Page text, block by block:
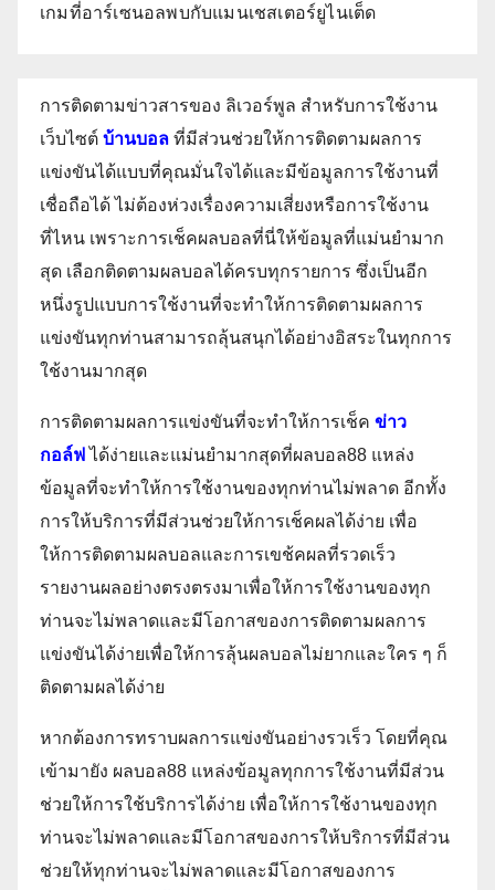
เกมที่อาร์เซนอลพบกับแมนเชสเตอร์ยูไนเต็ด
การติดตามข่าวสารของ ลิเวอร์พูล สำหรับการใช้งาน
เว็บไซต์ บ้านบอล ที่มีส่วนช่วยให้การติดตามผลการ
แข่งขันได้แบบที่คุณมั่นใจได้และมีข้อมูลการใช้งานที่
เชื่อถือได้ ไม่ต้องห่วงเรื่องความเสี่ยงหรือการใช้งาน
ที่ไหน เพราะการเช็คผลบอลที่นี่ให้ข้อมูลที่แม่นยำมาก
สุด เลือกติดตามผลบอลได้ครบทุกรายการ ซึ่งเป็นอีก
หนึ่งรูปแบบการใช้งานที่จะทำให้การติดตามผลการ
แข่งขันทุกท่านสามารถลุ้นสนุกได้อย่างอิสระในทุกการ
ใช้งานมากสุด
การติดตามผลการแข่งขันที่จะทำให้การเช็ค ข่าว
กอล์ฟ ได้ง่ายและแม่นยำมากสุดที่ผลบอล88 แหล่ง
ข้อมูลที่จะทำให้การใช้งานของทุกท่านไม่พลาด อีกทั้ง
การให้บริการที่มีส่วนช่วยให้การเช็คผลได้ง่าย เพื่อ
ให้การติดตามผลบอลและการเขช้คผลที่รวดเร็ว
รายงานผลอย่างตรงตรงมาเพื่อให้การใช้งานของทุก
ท่านจะไม่พลาดและมีโอกาสของการติดตามผลการ
แข่งขันได้ง่ายเพื่อให้การลุ้นผลบอลไม่ยากและใคร ๆ ก็
ติดตามผลได้ง่าย
หากต้องการทราบผลการแข่งขันอย่างรวเร็ว โดยที่คุณ
เข้ามายัง ผลบอล88 แหล่งข้อมูลทุกการใช้งานที่มีส่วน
ช่วยให้การใช้บริการได้ง่าย เพื่อให้การใช้งานของทุก
ท่านจะไม่พลาดและมีโอกาสของการให้บริการที่มีส่วน
ช่วยให้ทุกท่านจะไม่พลาดและมีโอกาสของการ